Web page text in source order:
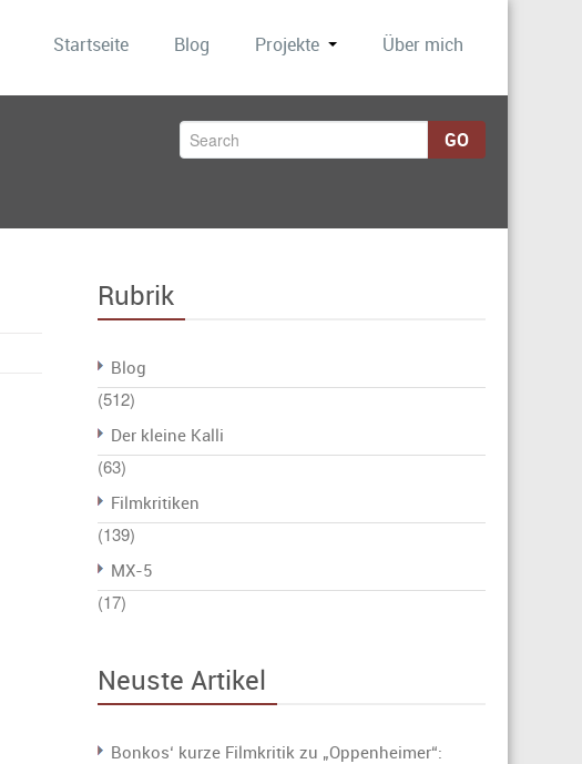
Startseite Blog Projekte Über mich
GO
Rubrik
Blog
(512)
Der kleine Kalli
(63)
Filmkritiken
(139)
MX-5
(17)
Neuste Artikel
Bonkos‘ kurze Filmkritik zu „Oppenheimer“: